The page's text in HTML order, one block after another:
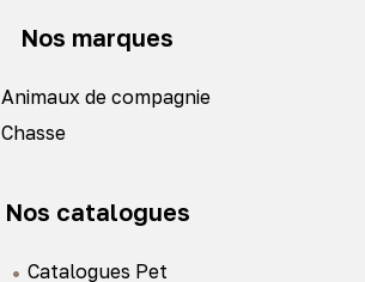
Nos marques
Animaux de compagnie
Chasse
Nos catalogues
Catalogues Pet